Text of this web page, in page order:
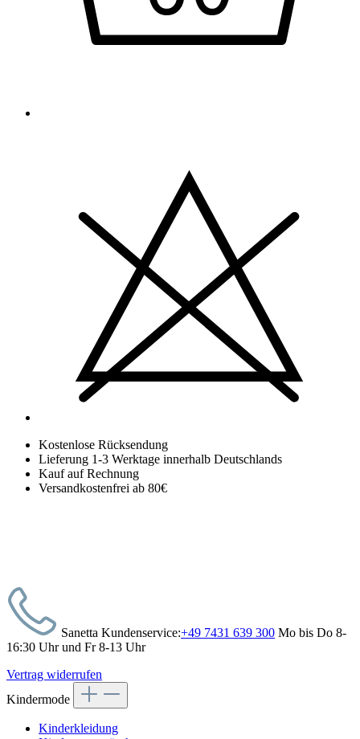
Kostenlose Rücksendung
Lieferung 1-3 Werktage innerhalb Deutschlands
Kauf auf Rechnung
Versandkostenfrei ab 80€
Sanetta Kundenservice:+49 7431 639 300 Mo bis Do 8-
16:30 Uhr und Fr 8-13 Uhr
Vertrag widerrufen
Kindermode
Kinderkleidung